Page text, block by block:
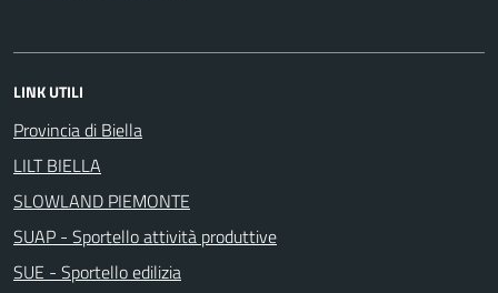
LINK UTILI
Provincia di Biella
LILT BIELLA
SLOWLAND PIEMONTE
SUAP - Sportello attività produttive
SUE - Sportello edilizia